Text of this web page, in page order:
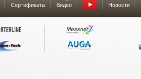
Сертификаты Видео Новости